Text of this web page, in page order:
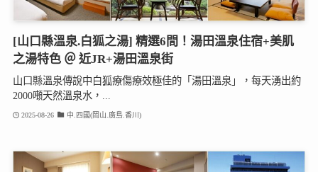
[山口縣溫泉.白狐之湯] 精選6間！湯田溫泉住宿+美肌
之湯特色 ＠ 近JR+湯田溫泉街
山口縣溫泉傳說中白狐療傷療效極佳的「湯田溫泉」，每天湧出約
2000噸天然溫泉水，...
2025-08-26 中.四國(岡山.廣島.香川)